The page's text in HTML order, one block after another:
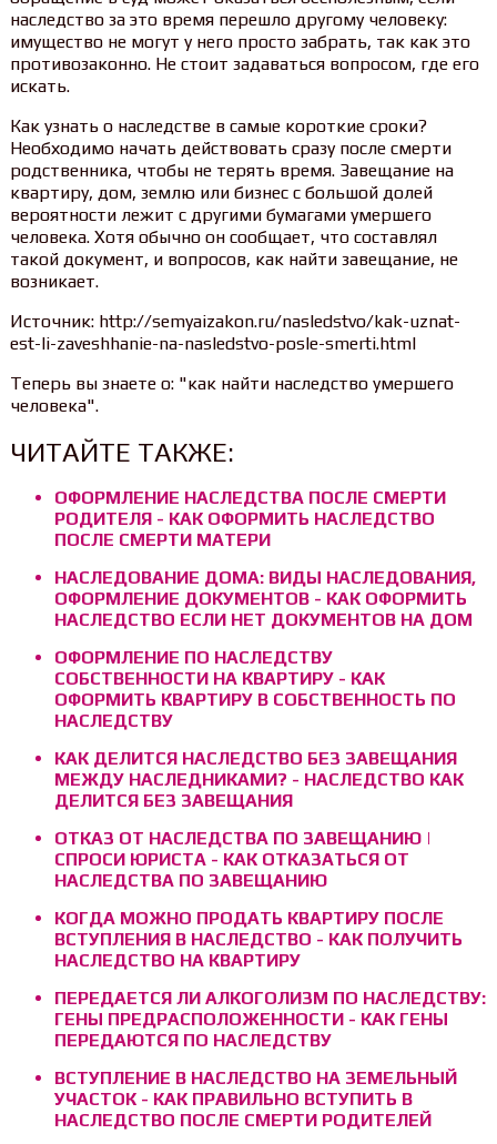
наследство за это время перешло другому человеку:
имущество не могут у него просто забрать, так как это
противозаконно. Не стоит задаваться вопросом, где его
искать.
Как узнать о наследстве в самые короткие сроки?
Необходимо начать действовать сразу после смерти
родственника, чтобы не терять время. Завещание на
квартиру, дом, землю или бизнес с большой долей
вероятности лежит с другими бумагами умершего
человека. Хотя обычно он сообщает, что составлял
такой документ, и вопросов, как найти завещание, не
возникает.
Источник: http://semyaizakon.ru/nasledstvo/kak-uznat-
est-li-zaveshhanie-na-nasledstvo-posle-smerti.html
Теперь вы знаете о: "как найти наследство умершего
человека".
ЧИТАЙТЕ ТАКЖЕ:
ОФОРМЛЕНИЕ НАСЛЕДСТВА ПОСЛЕ СМЕРТИ
РОДИТЕЛЯ - КАК ОФОРМИТЬ НАСЛЕДСТВО
ПОСЛЕ СМЕРТИ МАТЕРИ
НАСЛЕДОВАНИЕ ДОМА: ВИДЫ НАСЛЕДОВАНИЯ,
ОФОРМЛЕНИЕ ДОКУМЕНТОВ - КАК ОФОРМИТЬ
НАСЛЕДСТВО ЕСЛИ НЕТ ДОКУМЕНТОВ НА ДОМ
ОФОРМЛЕНИЕ ПО НАСЛЕДСТВУ
СОБСТВЕННОСТИ НА КВАРТИРУ - КАК
ОФОРМИТЬ КВАРТИРУ В СОБСТВЕННОСТЬ ПО
НАСЛЕДСТВУ
КАК ДЕЛИТСЯ НАСЛЕДСТВО БЕЗ ЗАВЕЩАНИЯ
МЕЖДУ НАСЛЕДНИКАМИ? - НАСЛЕДСТВО КАК
ДЕЛИТСЯ БЕЗ ЗАВЕЩАНИЯ
ОТКАЗ ОТ НАСЛЕДСТВА ПО ЗАВЕЩАНИЮ |
СПРОСИ ЮРИСТА - КАК ОТКАЗАТЬСЯ ОТ
НАСЛЕДСТВА ПО ЗАВЕЩАНИЮ
КОГДА МОЖНО ПРОДАТЬ КВАРТИРУ ПОСЛЕ
ВСТУПЛЕНИЯ В НАСЛЕДСТВО - КАК ПОЛУЧИТЬ
НАСЛЕДСТВО НА КВАРТИРУ
ПЕРЕДАЕТСЯ ЛИ АЛКОГОЛИЗМ ПО НАСЛЕДСТВУ:
ГЕНЫ ПРЕДРАСПОЛОЖЕННОСТИ - КАК ГЕНЫ
ПЕРЕДАЮТСЯ ПО НАСЛЕДСТВУ
ВСТУПЛЕНИЕ В НАСЛЕДСТВО НА ЗЕМЕЛЬНЫЙ
УЧАСТОК - КАК ПРАВИЛЬНО ВСТУПИТЬ В
НАСЛЕДСТВО ПОСЛЕ СМЕРТИ РОДИТЕЛЕЙ